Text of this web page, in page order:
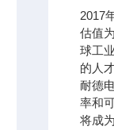
2017
估值
球工
的人
耐德
率和
将成